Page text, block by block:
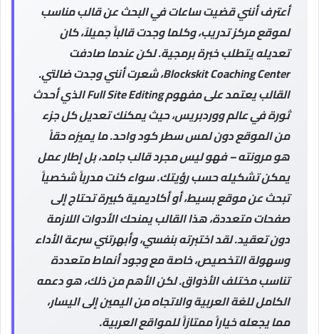
أعترف أنني قضيت ساعات في البحث عن قالب مناسب
لموقع مركز تدريب، وكلما وجدت قالباً جميلاً، كان
تعديله يتطلب خبرة برمجية. لكن عندما صادفت
Blockskit Coaching Center، شعرت أنني وجدت ضالتي.
القالب يعتمد على مفهوم Full Site Editing الذي أحدث
ثورة في عالم ووردبريس، حيث يمكنك تعديل كل جزء
من الموقع دون لمس سطر كود واحد. ما يميزه حقاً
هو مرونته – فهو ليس مجرد قالب جامد، بل إطار عمل
يمكن تشكيله حسب رؤيتك. سواء كنت مدرباً شخصياً
تبحث عن موقع بسيط، أو أكاديمية كبيرة تحتاج إلى
صفحات متعددة، هذا القالب يمنحك الأدوات اللازمة
دون تعقيد. لقد اختبرته بنفسي، وأبهرتني سرعة الأداء
وسهولة التخصيص، خاصة مع وجود أنماط متعددة
تناسب مختلف الأذواق. لكن الأهم من ذلك، هو دعمه
الكامل للغة العربية والاتجاه من اليمين إلى اليسار،
مما يجعله خياراً ممتازاً للمواقع العربية.